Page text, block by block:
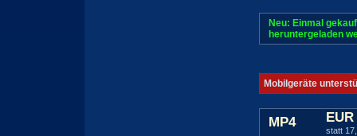
Neu: Einmal
heruntergeladen
Mobilgeräte
MP4
statt